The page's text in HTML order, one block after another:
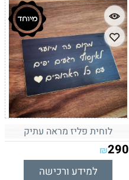
לוחית פליז מראה עתיק
₪290
למידע ורכישה